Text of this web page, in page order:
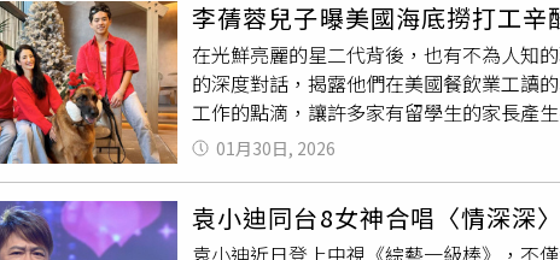
疑問，避免資訊落差造成誤解。
類股強勢領漲；台灣供應鏈同步搭上AI順
29.47%。值得關注的是，即便股市行情
64%，漲幅驚人。儘管行情看漲，但在利
先、波動可控」的多資產配置策略，而非
定收益型與平衡型基金占了8檔，股票型
表現，但在投資策略方面，建議投資人
大面向；區域配置上，除國人熟悉的美、
是搭配新興市場如越南的投資比重。蘇皓
李蒨蓉兒子曝美國海底撈打工
在光鮮亮麗的星二代背後，也有不為人知
的深度對話，揭露他們在美國餐飲業工讀
工作的點滴，讓許多家有留學生的家長產
職服務生。他坦言工作內容遠比想像中繁
提到，有時必須同時應對6到10桌客人，「
言，美國的小費文化對服務生來說充滿挑
01月30日, 2026
袁小迪同台8女神合唱〈情深深